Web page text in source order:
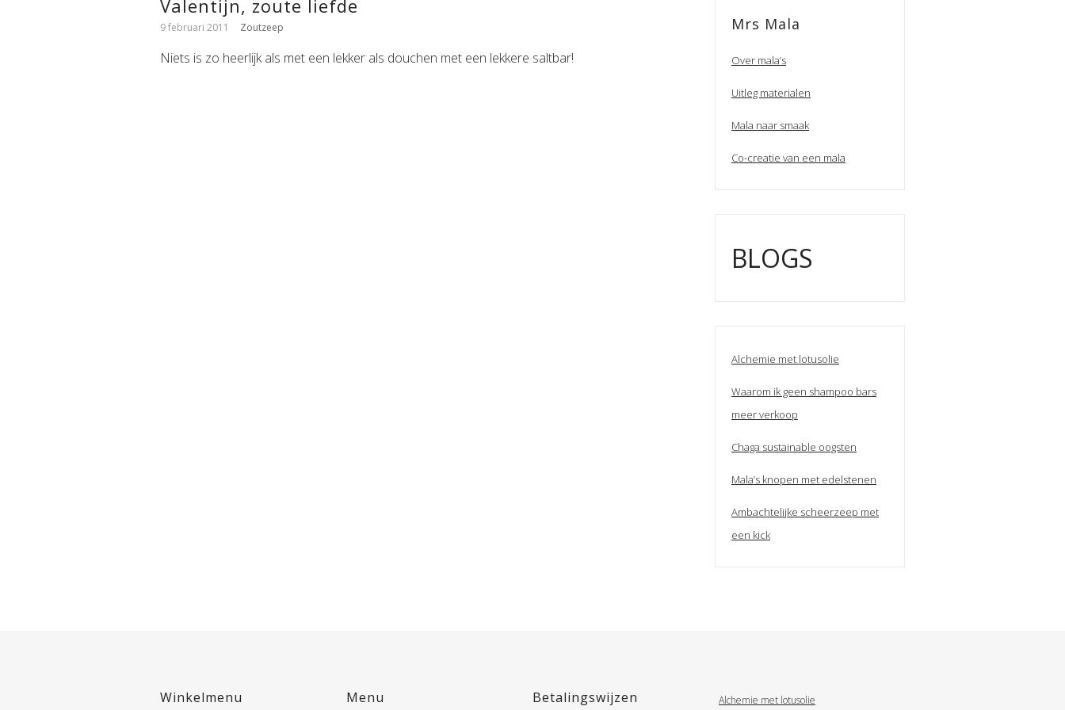
Valentijn, zoute liefde
9 februari 2011 Zoutzeep
Niets is zo heerlijk als met een lekker als douchen met een lekkere saltbar!
Mrs Mala
Over mala’s
Uitleg materialen
Mala naar smaak
Co-creatie van een mala
BLOGS
Alchemie met lotusolie
Waarom ik geen shampoo bars
meer verkoop
Chaga sustainable oogsten
Mala’s knopen met edelstenen
Ambachtelijke scheerzeep met
een kick
Winkelmenu Menu Betalingswijzen Alchemie met lotusolie